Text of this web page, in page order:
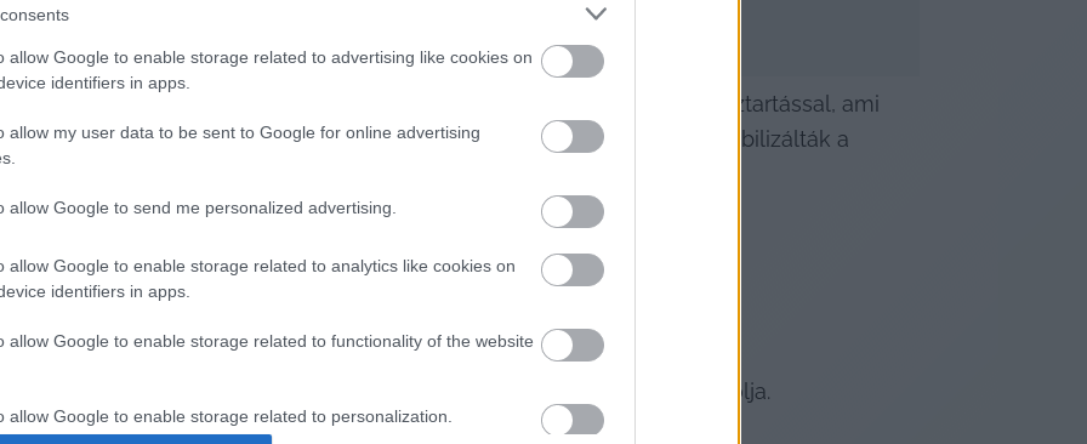
allow Google to enable storage related to advertising like cookies on
identifiers in apps.
allow my user data to be sent to Google for online advertising
allow Google to send me personalized advertising.
allow Google to enable storage related to analytics like cookies on
identifiers in apps.
allow Google to enable storage related to functionality of the website
allow Google to enable storage related to personalization.
tó vízminősége, hogy lehetetlenné válik benne a fürdés.
az, hogy több száz évre előre megoldódik a probléma azzal a vízháztartással, ami
a probléma alapvetően az, hogy az utóbbi évtizedekben túlstabilizálták a
érdekek állnak, tette hozzá, hiszen biológiailag semmi nem indokolja.